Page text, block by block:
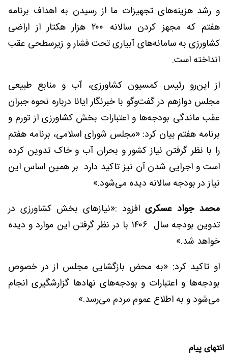
و رشد هزینه‌های تجهیزات ما از رسیدن به اهداف برنامه
هفتم که مجهز کردن سالانه ۲۰۰ هزار هکتار از اراضی
کشاورزی به سامانه‌های آبیاری تحت فشار و زیرسطحی عقب
انداخته است.
از این‌رو رئیس کمسیون کشاورزی، آب و منابع طبیعی
مجلس دوازهم در گفت‌وگو با خبرنگار ایانا درباره نحوه جبران
عقب ماندگی بودجه‌ها و اعتبارات بخش کشاورزی از تورم و
برنامه هفتم بیان کرد: «مجلس شورای اسلامی، برنامه هفتم
را با نظر گرفتن نیاز کشور و بحران آب و خاک تدوین کرده
است و اجرایی شدن آن نیز تاکید دارد بر همین اساس این
نیاز در بودجه سالانه دیده می‌شود.»
محمد جواد عسکری افزود :«نیازهای بخش کشاورزی در
تدوین بودجه سال ۱۴۰۶ با در نظر گرفتن این موارد و دیده
خواهد شد.»
او تاکید کرد: «به محض بازگشایی مجلس از در خصوص
بودجه‌ها و اعتبارات و بودجه‌های نهادها گزارشگیری انجام
می‌شود و به اطلاع عموم مردم می‌رسد.»
انتهای پیام